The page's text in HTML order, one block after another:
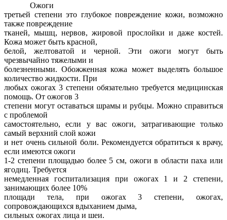
Ожоги
третьей степени это глубокое повреждение кожи, возможно
также повреждение
тканей, мышц, нервов, жировой прослойки и даже костей.
Кожа может быть красной,
белой, желтоватой и черной. Эти ожоги могут быть
чрезвычайно тяжелыми и
болезненными. Обожженная кожа может выделять большое
количество жидкости. При
любых ожогах 3 степени обязательно требуется медицинская
помощь. От ожогов 3
степени могут оставаться шрамы и рубцы. Можно справиться
с проблемой
самостоятельно, если у вас ожоги, затрагивающие только
самый верхний слой кожи
и нет очень сильной боли. Рекомендуется обратиться к врачу,
если имеются ожоги
1-2 степени площадью более 5 см, ожоги в области паха или
ягодиц. Требуется
немедленная госпитализация при ожогах 1 и 2 степени,
занимающих более 10%
площади тела, при ожогах 3 степени, ожогах,
сопровождающихся вдыханием дыма,
сильных ожогах лица и шеи.